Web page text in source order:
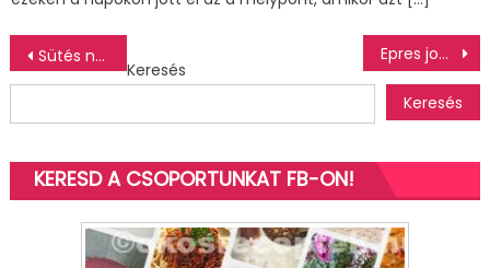
Bejegyzés
navigáció
Sütés nélküli epres sajttorta Epres joghurtbomba, avagy epres joghurtos házi jégkrém
Keresés
Keresés
KERESD A CSOPORTUNKAT FB-ON!